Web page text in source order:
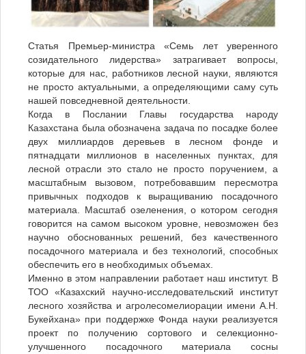
Статья Премьер-министра «Семь лет уверенного
созидательного лидерства» затрагивает вопросы,
которые для нас, работников лесной науки, являются
не просто актуальными, а определяющими саму суть
нашей повседневной деятельности.
Когда в Послании Главы государства народу
Казахстана была обозначена задача по посадке более
двух миллиардов деревьев в лесном фонде и
пятнадцати миллионов в населенных пунктах, для
лесной отрасли это стало не просто поручением, а
масштабным вызовом, потребовавшим пересмотра
привычных подходов к выращиванию посадочного
материала. Масштаб озеленения, о котором сегодня
говорится на самом высоком уровне, невозможен без
научно обоснованных решений, без качественного
посадочного материала и без технологий, способных
обеспечить его в необходимых объемах.
Именно в этом направлении работает наш институт. В
ТОО «Казахский научно-исследовательский институт
лесного хозяйства и агролесомелиорации имени А.Н.
Букейхана» при поддержке Фонда науки реализуется
проект по получению сортового и селекционно-
улучшенного посадочного материала сосны